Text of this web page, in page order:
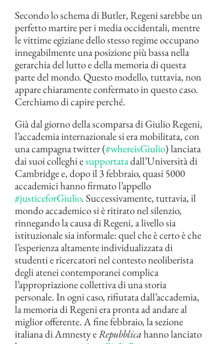
Secondo lo schema di Butler, Regeni sarebbe un
perfetto martire per i media occidentali, mentre
le vittime egiziane dello stesso regime occupano
innegabilmente una posizione più bassa nella
gerarchia del lutto e della memoria di questa
parte del mondo. Questo modello, tuttavia, non
appare chiaramente confermato in questo caso.
Cerchiamo di capire perché.
Già dal giorno della scomparsa di Giulio Regeni,
l’accademia internazionale si era mobilitata, con
una campagna twitter (#whereisGiulio) lanciata
dai suoi colleghi esupportatadall’Università di
Cambridge e, dopo il 3 febbraio, quasi 5000
accademici hanno firmato l’appello
#justiceforGiulio. Successivamente, tuttavia, il
mondo accademico si è ritirato nel silenzio,
rinnegando la causa di Regeni, a livello sia
istituzionale sia informale: quel che è certo è che
l’esperienza altamente individualizzata di
studenti e ricercatori nel contesto neoliberista
degli atenei contemporanei complica
l’appropriazione collettiva di una storia
personale. In ogni caso, rifiutata dall’accademia,
la memoria di Regeni era pronta ad andare al
miglior offerente. A fine febbraio, la sezione
italiana di Amnesty eRepubblicahanno lanciato